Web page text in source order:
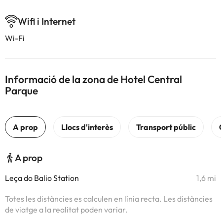
Wifi i Internet
Wi-Fi
Informació de la zona de Hotel Central
Parque
A prop
Leça do Balio Station 1,6 mi
Totes les distàncies es calculen en línia recta. Les distàncies
de viatge a la realitat poden variar.